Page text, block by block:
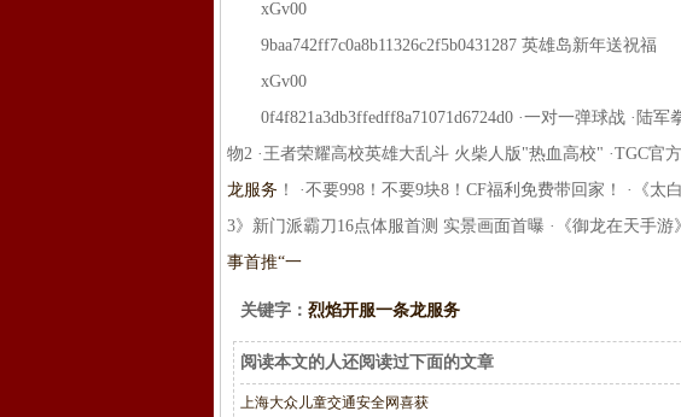
xGv00
9baa742ff7c0a8b11326c2f5b0431287 英雄岛新年送祝福
xGv00
0f4f821a3db3ffedff8a71071d6724d0 ·一对一弹球战 ·陆军
物2 ·王者荣耀高校英雄大乱斗 火柴人版"热血高校" ·TGC官
龙服务 ！ ·不要998！不要9块8！CF福利免费带回家！ ·《
3》新门派霸刀16点体服首测 实景画面首曝 ·《御龙在天手
事首推“一
关键字： 烈焰开服一条龙服务
阅读本文的人还阅读过下面的文章
上海大众儿童交通安全网喜获